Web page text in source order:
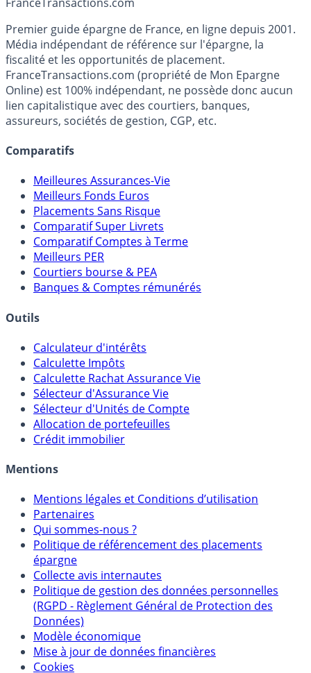
FranceTransactions.com
Premier guide épargne de France, en ligne depuis 2001.
Média indépendant de référence sur l'épargne, la
fiscalité et les opportunités de placement.
FranceTransactions.com (propriété de Mon Epargne
Online) est 100% indépendant, ne possède donc aucun
assureurs, sociétés de gestion, CGP, etc.
Comparatifs
Meilleures Assurances-Vie
Meilleurs Fonds Euros
Placements Sans Risque
Comparatif Super Livrets
Comparatif Comptes à Terme
Meilleurs PER
Banques & Comptes rémunérés
Outils
Calculateur d'intérêts
Calculette Impôts
Calculette Rachat Assurance Vie
Sélecteur d'Assurance Vie
Sélecteur d'Unités de Compte
Crédit immobilier
Mentions
Mentions légales et Conditions d’utilisation
Partenaires
Qui sommes-nous ?
Politique de référencement des placements
épargne
Collecte avis internautes
Politique de gestion des données personnelles
(RGPD - Règlement Général de Protection des
Données)
Modèle économique